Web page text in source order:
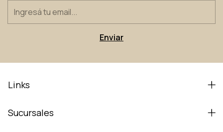
Links
Sucursales